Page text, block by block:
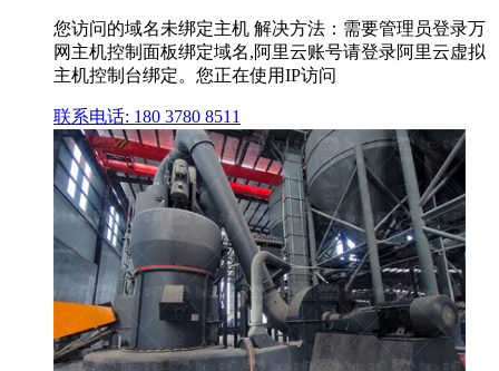
您访问的域名未绑定主机 解决方法：需要管理员登录万
网主机控制面板绑定域名,阿里云账号请登录阿里云虚拟
主机控制台绑定。您正在使用IP访问
联系电话: 180 3780 8511